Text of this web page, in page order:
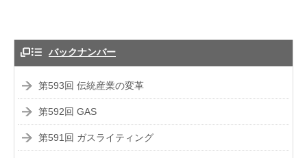
バックナンバー
第593回 伝統産業の変革
第592回 GAS
第591回 ガスライティング